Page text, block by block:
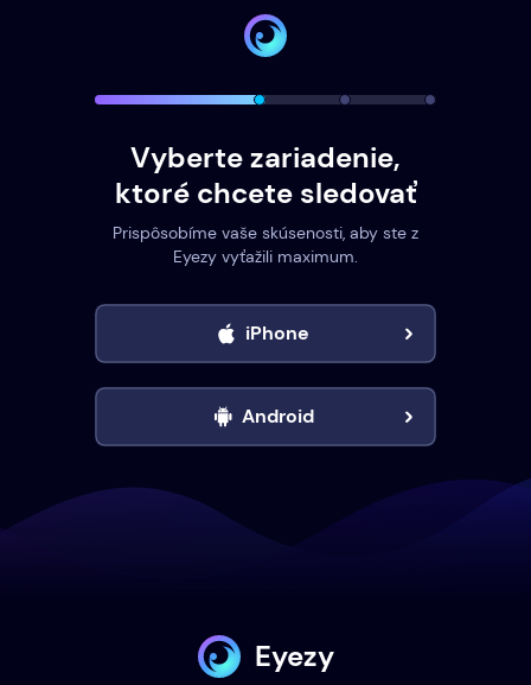
Vyberte zariadenie,
ktoré chcete sledovať
Prispôsobíme vaše skúsenosti, aby ste z
Eyezy vyťažili maximum.
iPhone
Android
Eyezy